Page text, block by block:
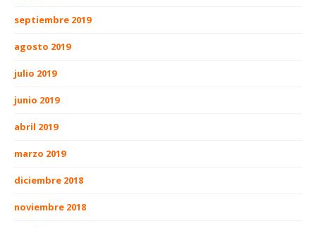
septiembre 2019
agosto 2019
julio 2019
junio 2019
abril 2019
marzo 2019
diciembre 2018
noviembre 2018